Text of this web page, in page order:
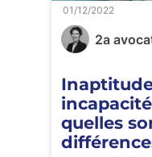
2a
quelles
01/12/2022